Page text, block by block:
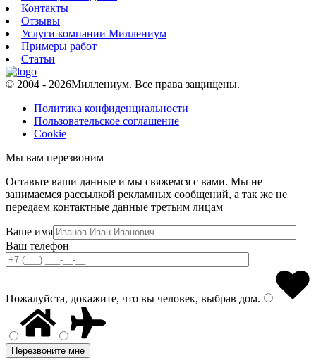
Контакты
Отзывы
Услуги компании Миллениум
Примеры работ
Статьи
© 2004 - 2026Миллениум. Все права защищены.
Политика конфиденциальности
Пользовательское соглашение
Cookie
Мы вам перезвоним
Оставьте ваши данные и мы свяжемся с вами. Мы не
занимаемся рассылкой рекламных сообщений, а так же не
передаем контактные данные третьим лицам
Ваше имя
Ваш телефон
Пожалуйста, докажите, что вы человек, выбрав дом.
Перезвоните мне